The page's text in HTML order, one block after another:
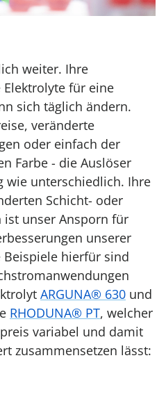
weiter. Ihre
für eine
sich täglich ändern.
veränderte
oder einfach der
Farbe - die Auslöser
wie unterschiedlich. Ihre
Schicht- oder
ist unser Ansporn für
unserer
Beispiele hierfür sind
ARGUNA® 630 und
RHODUNA® PT, welcher
variabel und damit
zusammensetzen lässt: